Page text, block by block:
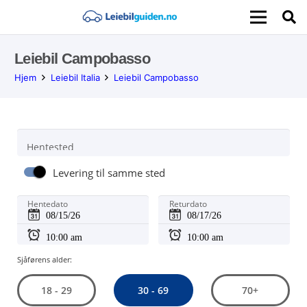
Leiebil Campobasso
Hjem Leiebil Italia Leiebil Campobasso
Hentested
Levering til samme sted
Hentedato Returdato
Sjåførens alder:
18 - 29 30 - 69 70+